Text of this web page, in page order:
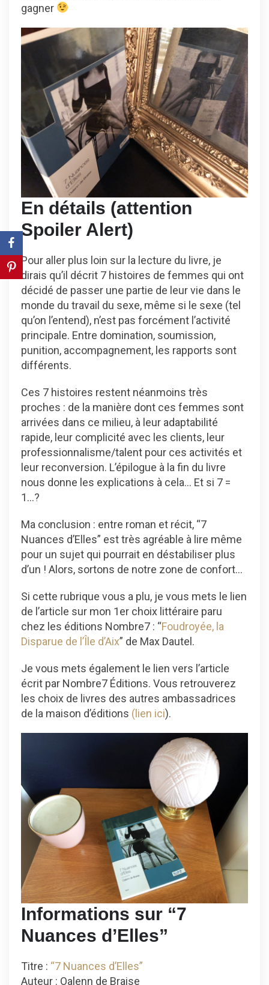
gagner
En détails (attention
Spoiler Alert)
Pour aller plus loin sur la lecture du livre, je
dirais qu’il décrit 7 histoires de femmes qui ont
décidé de passer une partie de leur vie dans le
monde du travail du sexe, même si le sexe (tel
qu’on l’entend), n’est pas forcément l’activité
principale. Entre domination, soumission,
punition, accompagnement, les rapports sont
différents.
Ces 7 histoires restent néanmoins très
proches : de la manière dont ces femmes sont
arrivées dans ce milieu, à leur adaptabilité
rapide, leur complicité avec les clients, leur
professionnalisme/talent pour ces activités et
leur reconversion. L’épilogue à la fin du livre
nous donne les explications à cela… Et si 7 =
1…?
Ma conclusion : entre roman et récit, “7
Nuances d’Elles” est très agréable à lire même
pour un sujet qui pourrait en déstabiliser plus
d’un ! Alors, sortons de notre zone de confort…
Si cette rubrique vous a plu, je vous mets le lien
de l’article sur mon 1er choix littéraire paru
chez les éditions Nombre7 : “Foudroyée, la
Disparue de l’Île d’Aix” de Max Dautel.
Je vous mets également le lien vers l’article
écrit par Nombre7 Éditions. Vous retrouverez
les choix de livres des autres ambassadrices
de la maison d’éditions (lien ici).
Informations sur “7
Nuances d’Elles”
Titre : “7 Nuances d’Elles”
Auteur : Oalenn de Braise